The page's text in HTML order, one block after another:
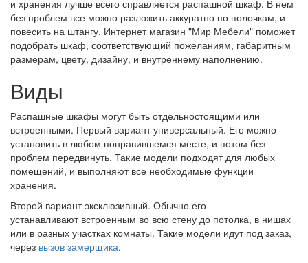
и хранения лучше всего справляется распашной шкаф. В нем
без проблем все можно разложить аккуратно по полочкам, и
повесить на штангу. Интернет магазин "Мир Мебели" поможет
подобрать шкаф, соответствующий пожеланиям, габаритным
размерам, цвету, дизайну, и внутреннему наполнению.
Виды
Распашные шкафы могут быть отдельностоящими или
встроенными. Первый вариант универсальный. Его можно
установить в любом понравившемся месте, и потом без
проблем передвинуть. Такие модели подходят для любых
помещений, и выполняют все необходимые функции
хранения.
Второй вариант эксклюзивный. Обычно его
устанавливают встроенным во всю стену до потолка, в нишах
или в разных участках комнаты. Такие модели идут под заказ,
через вызов замерщика.